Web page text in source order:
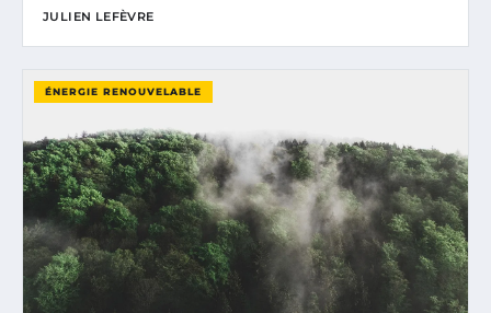
JULIEN LEFÈVRE
ÉNERGIE RENOUVELABLE